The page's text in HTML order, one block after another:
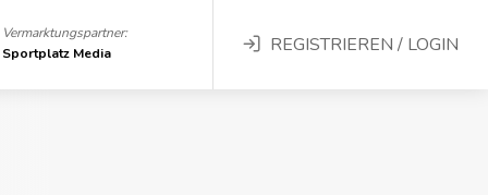
Vermarktungspartner:
Sportplatz Media
REGISTRIEREN / LOGIN